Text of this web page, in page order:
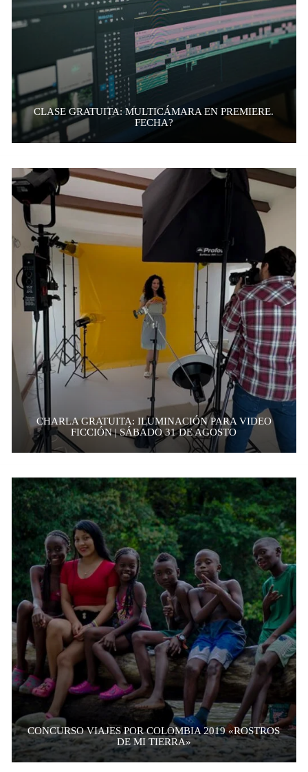
CLASE GRATUITA: MULTICÁMARA EN PREMIERE.
FECHA?
CHARLA GRATUITA: ILUMINACIÓN PARA VIDEO
FICCIÓN | SÁBADO 31 DE AGOSTO
CONCURSO VIAJES POR COLOMBIA 2019 «ROSTROS
DE MI TIERRA»